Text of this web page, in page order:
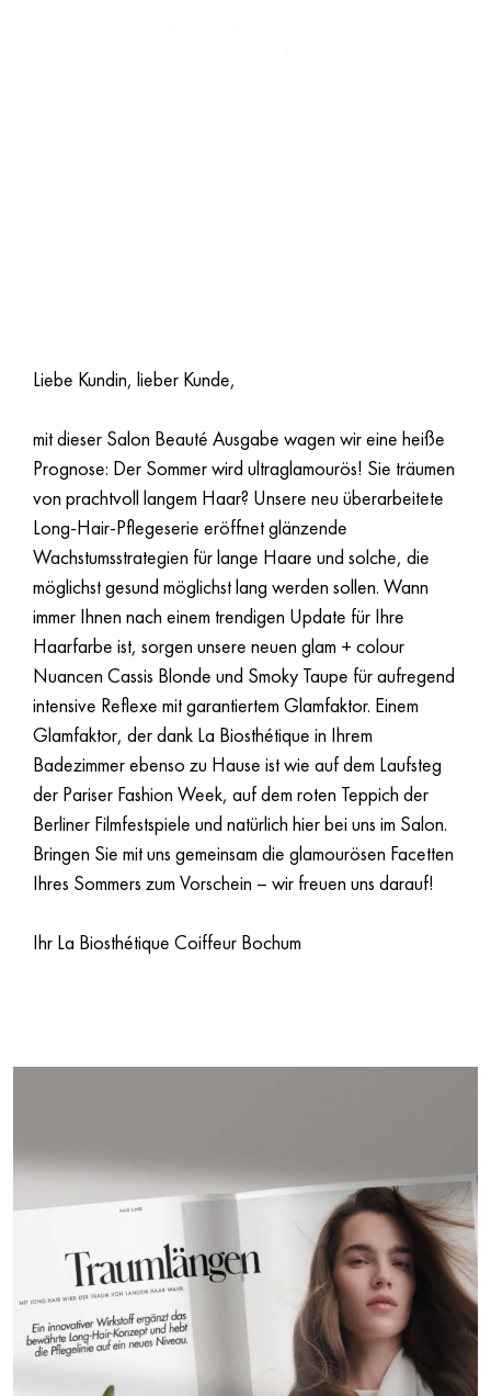
Liebe Kundin, lieber Kunde,
mit dieser Salon Beauté Ausgabe wagen wir eine heiße
Prognose: Der Sommer wird ultraglamourös! Sie träumen
von prachtvoll langem Haar? Unsere neu überarbeitete
Long-Hair-Pflegeserie eröffnet glänzende
Wachstumsstrategien für lange Haare und solche, die
möglichst gesund möglichst lang werden sollen. Wann
immer Ihnen nach einem trendigen Update für Ihre
Haarfarbe ist, sorgen unsere neuen glam + colour
Nuancen Cassis Blonde und Smoky Taupe für aufregend
intensive Reflexe mit garantiertem Glamfaktor. Einem
Glamfaktor, der dank La Biosthétique in Ihrem
Badezimmer ebenso zu Hause ist wie auf dem Laufsteg
der Pariser Fashion Week, auf dem roten Teppich der
Berliner Filmfestspiele und natürlich hier bei uns im Salon.
Bringen Sie mit uns gemeinsam die glamourösen Facetten
Ihres Sommers zum Vorschein – wir freuen uns darauf!
Ihr La Biosthétique Coiffeur Bochum